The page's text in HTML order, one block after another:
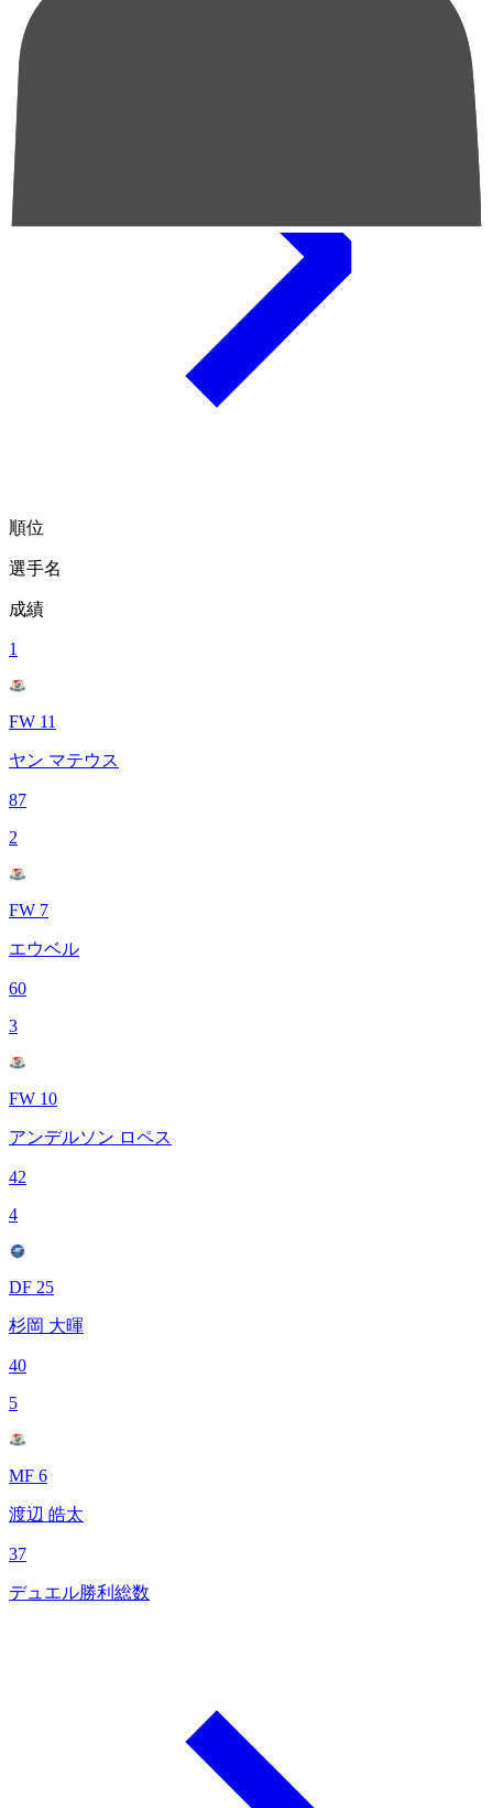
順位
選手名
成績
1
FW 11
ヤン マテウス
87
2
FW 7
エウベル
60
3
FW 10
アンデルソン ロペス
42
4
DF 25
杉岡 大暉
40
5
MF 6
渡辺 皓太
37
デュエル勝利総数